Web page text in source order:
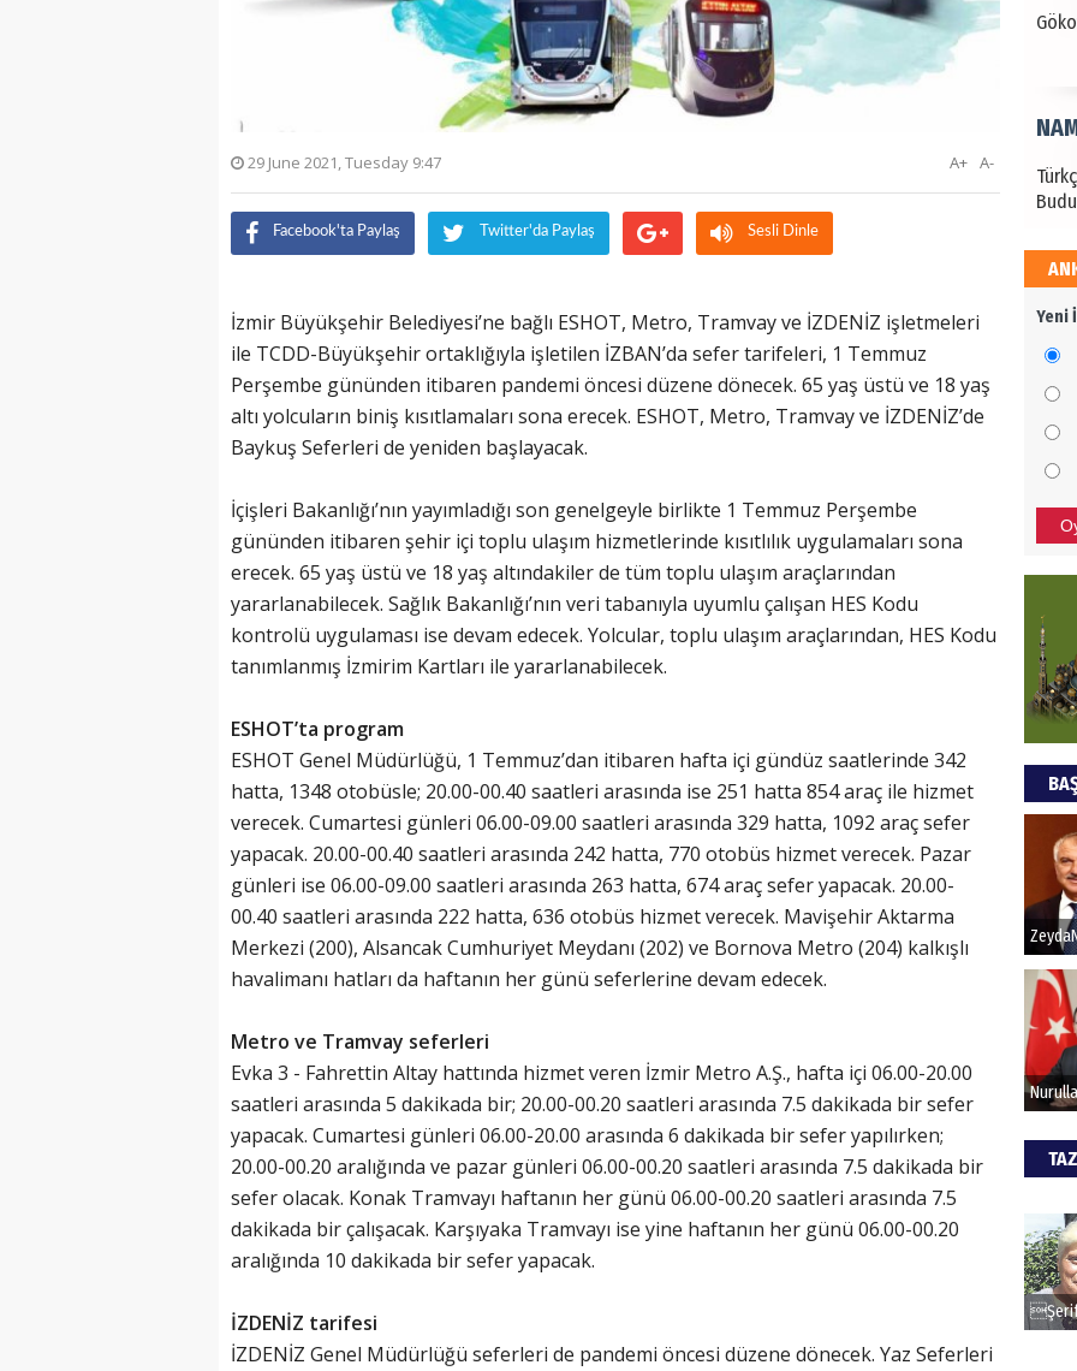
29 June 2021, Tuesday 9:47 A-
A+
Facebook'ta Paylaş Twitter'da Paylaş Sesli Dinle
İzmir Büyükşehir Belediyesi’ne bağlı ESHOT, Metro, Tramvay ve İZDENİZ işletmeleri
ile TCDD-Büyükşehir ortaklığıyla işletilen İZBAN’da sefer tarifeleri, 1 Temmuz
Perşembe gününden itibaren pandemi öncesi düzene dönecek. 65 yaş üstü ve 18 yaş
altı yolcuların biniş kısıtlamaları sona erecek. ESHOT, Metro, Tramvay ve İZDENİZ’de
Baykuş Seferleri de yeniden başlayacak.
İçişleri Bakanlığı’nın yayımladığı son genelgeyle birlikte 1 Temmuz Perşembe
gününden itibaren şehir içi toplu ulaşım hizmetlerinde kısıtlılık uygulamaları sona
erecek. 65 yaş üstü ve 18 yaş altındakiler de tüm toplu ulaşım araçlarından
yararlanabilecek. Sağlık Bakanlığı’nın veri tabanıyla uyumlu çalışan HES Kodu
kontrolü uygulaması ise devam edecek. Yolcular, toplu ulaşım araçlarından, HES Kodu
tanımlanmış İzmirim Kartları ile yararlanabilecek.
ESHOT’ta program
ESHOT Genel Müdürlüğü, 1 Temmuz’dan itibaren hafta içi gündüz saatlerinde 342
hatta, 1348 otobüsle; 20.00-00.40 saatleri arasında ise 251 hatta 854 araç ile hizmet
verecek. Cumartesi günleri 06.00-09.00 saatleri arasında 329 hatta, 1092 araç sefer
yapacak. 20.00-00.40 saatleri arasında 242 hatta, 770 otobüs hizmet verecek. Pazar
günleri ise 06.00-09.00 saatleri arasında 263 hatta, 674 araç sefer yapacak. 20.00-
00.40 saatleri arasında 222 hatta, 636 otobüs hizmet verecek. Mavişehir Aktarma
Merkezi (200), Alsancak Cumhuriyet Meydanı (202) ve Bornova Metro (204) kalkışlı
havalimanı hatları da haftanın her günü seferlerine devam edecek.
Metro ve Tramvay seferleri
Evka 3 - Fahrettin Altay hattında hizmet veren İzmir Metro A.Ş., hafta içi 06.00-20.00
saatleri arasında 5 dakikada bir; 20.00-00.20 saatleri arasında 7.5 dakikada bir sefer
yapacak. Cumartesi günleri 06.00-20.00 arasında 6 dakikada bir sefer yapılırken;
20.00-00.20 aralığında ve pazar günleri 06.00-00.20 saatleri arasında 7.5 dakikada bir
sefer olacak. Konak Tramvayı haftanın her günü 06.00-00.20 saatleri arasında 7.5
dakikada bir çalışacak. Karşıyaka Tramvayı ise yine haftanın her günü 06.00-00.20
aralığında 10 dakikada bir sefer yapacak.
İZDENİZ tarifesi
İZDENİZ Genel Müdürlüğü seferleri de pandemi öncesi düzene dönecek. Yaz Seferleri
Bu
Yeni